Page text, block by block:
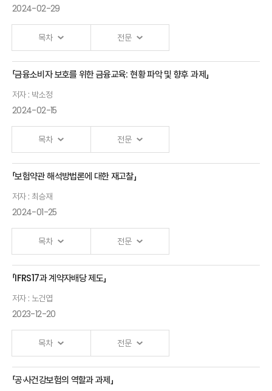
방안
최용민
뮌핸재보험
보장 현황과
과제
노팅험대학교 교수
2024-02-29
목차 전문
생명보험
경영자가
말한다
민기식
「금융소비자 보호를 위한 금융교육: 현황 파악 및 향후 과제」
저자 : 박소정
2024-02-15
목차 전문
디지털 금융의
박소정 서울대학교
경영대학 교수
국내 금융교육 현황
교수, 김민정
충남대학교 교수
해외 주요국
금융교육 현황 및
「보험약관 해석방법론에 대한 재고찰」
저자 : 최승재
2024-01-25
목차 전문
보험약관
최승재
세종대학교
교수
「IFRS17과 계약자배당 제도」
저자 : 노건엽
2023-12-20
목차 전문
「공·사건강보험의 역할과 과제」